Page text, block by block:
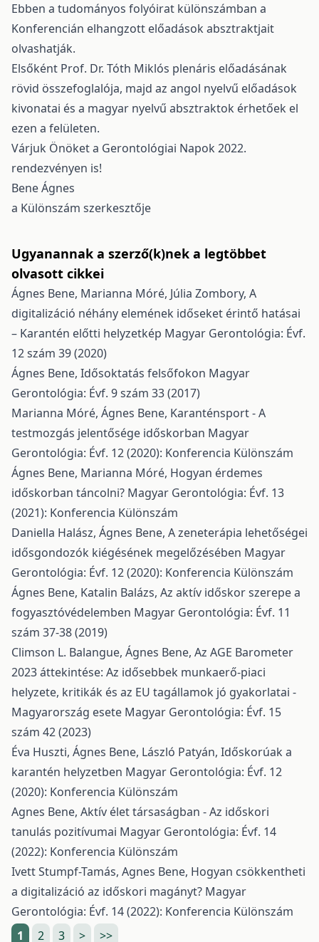
Ebben a tudományos folyóirat különszámban a
Konferencián elhangzott előadások absztraktjait
olvashatják.
Elsőként Prof. Dr. Tóth Miklós plenáris előadásának
rövid összefoglalója, majd az angol nyelvű előadások
kivonatai és a magyar nyelvű absztraktok érhetőek el
ezen a felületen.
Várjuk Önöket a Gerontológiai Napok 2022.
rendezvényen is!
Bene Ágnes
a Különszám szerkesztője
Ugyanannak a szerző(k)nek a legtöbbet
olvasott cikkei
Ágnes Bene, Marianna Móré, Júlia Zombory, A
digitalizáció néhány elemének időseket érintő hatásai
– Karantén előtti helyzetkép Magyar Gerontológia: Évf.
12 szám 39 (2020)
Ágnes Bene, Idősoktatás felsőfokon Magyar
Gerontológia: Évf. 9 szám 33 (2017)
Marianna Móré, Ágnes Bene, Karanténsport - A
testmozgás jelentősége időskorban Magyar
Gerontológia: Évf. 12 (2020): Konferencia Különszám
Ágnes Bene, Marianna Móré, Hogyan érdemes
időskorban táncolni? Magyar Gerontológia: Évf. 13
(2021): Konferencia Különszám
Daniella Halász, Ágnes Bene, A zeneterápia lehetőségei
idősgondozók kiégésének megelőzésében Magyar
Gerontológia: Évf. 12 (2020): Konferencia Különszám
Ágnes Bene, Katalin Balázs, Az aktív időskor szerepe a
fogyasztóvédelemben Magyar Gerontológia: Évf. 11
szám 37-38 (2019)
Climson L. Balangue, Ágnes Bene, Az AGE Barometer
2023 áttekintése: Az idősebbek munkaerő-piaci
helyzete, kritikák és az EU tagállamok jó gyakorlatai -
Magyarország esete Magyar Gerontológia: Évf. 15
szám 42 (2023)
Éva Huszti, Ágnes Bene, László Patyán, Időskorúak a
karantén helyzetben Magyar Gerontológia: Évf. 12
(2020): Konferencia Különszám
Agnes Bene, Aktív élet társaságban - Az időskori
tanulás pozitívumai Magyar Gerontológia: Évf. 14
(2022): Konferencia Különszám
Ivett Stumpf-Tamás, Agnes Bene, Hogyan csökkentheti
a digitalizáció az időskori magányt? Magyar
Gerontológia: Évf. 14 (2022): Konferencia Különszám
1
2 3 > >>